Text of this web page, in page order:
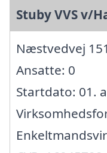
Stuby VVS v/
Næstvedvej
Ansatte: 0
Startdato: 01.